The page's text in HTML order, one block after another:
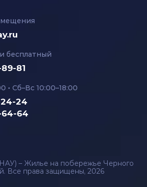
бесплатный
81
• Сб–Вс 10:00–18:00
24-24
64-64
– Жилье на побережье Черного
Все права защищены, 2026